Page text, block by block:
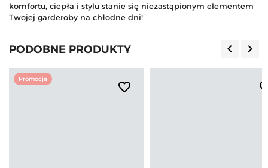
komfortu, ciepła i stylu stanie się niezastąpionym elementem
Twojej garderoby na chłodne dni!
PODOBNE PRODUKTY keyboard_arrow_left keyboard_arrow_right
Promocja
favorite_border